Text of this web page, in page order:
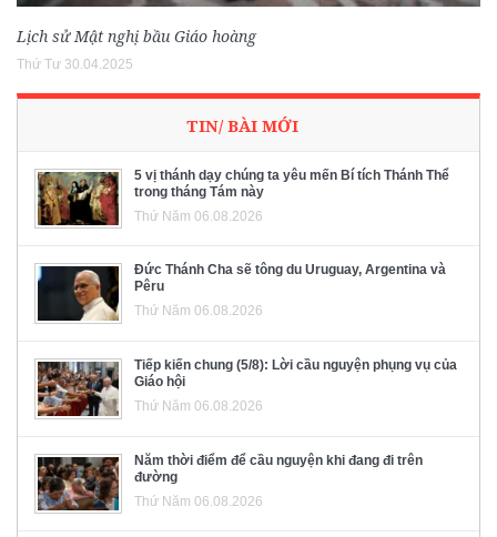
Lịch sử Mật nghị bầu Giáo hoàng
Thứ Tư 30.04.2025
TIN/ BÀI MỚI
5 vị thánh dạy chúng ta yêu mến Bí tích Thánh Thể
trong tháng Tám này
Thứ Năm 06.08.2026
Đức Thánh Cha sẽ tông du Uruguay, Argentina và
Pêru
Thứ Năm 06.08.2026
Tiếp kiến chung (5/8): Lời cầu nguyện phụng vụ của
Giáo hội
Thứ Năm 06.08.2026
Năm thời điểm để cầu nguyện khi đang đi trên
đường
Thứ Năm 06.08.2026